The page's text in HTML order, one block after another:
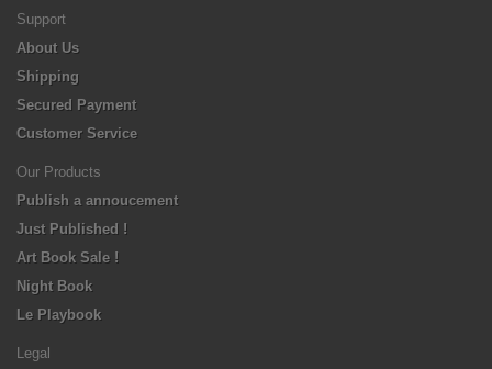
Support
About Us
Shipping
Secured Payment
Customer Service
Our Products
Publish a annoucement
Just Published !
Art Book Sale !
Night Book
Le Playbook
Legal